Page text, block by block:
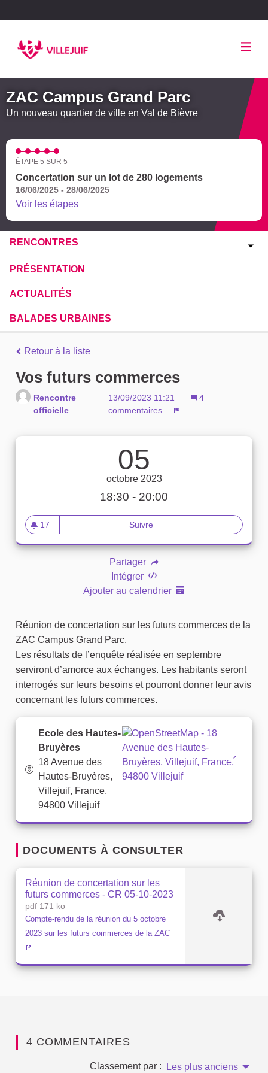
ZAC Campus Grand Parc
Un nouveau quartier de ville en Val de Bièvre
ÉTAPE 5 SUR 5
Concertation sur un lot de 280 logements
16/06/2025 - 28/06/2025
Voir les étapes
RENCONTRES
PRÉSENTATION
ACTUALITÉS
BALADES URBAINES
Retour à la liste
Vos futurs commerces
Rencontre
officielle
13/09/2023 11:21
4
commentaires
05
octobre 2023
18:30 - 20:00
17
17 abonnés
Suivre
Partager
Intégrer
Ajouter au calendrier
Réunion de concertation sur les futurs commerces de la
ZAC Campus Grand Parc.
Les résultats de l’enquête réalisée en septembre
serviront d’amorce aux échanges. Les habitants seront
interrogés sur leurs besoins et pourront donner leur avis
concernant les futurs commerces.
Ecole des Hautes-
Bruyères
18 Avenue des
Hautes-Bruyères,
Villejuif, France,
94800 Villejuif
(Lien
DOCUMENTS À CONSULTER
Réunion de concertation sur les
futurs commerces - CR 05-10-2023
pdf 171 ko
Compte-rendu de la réunion du 5 octobre
2023 sur les futurs commerces de la ZAC
4 COMMENTAIRES
Classement par : Les plus anciens